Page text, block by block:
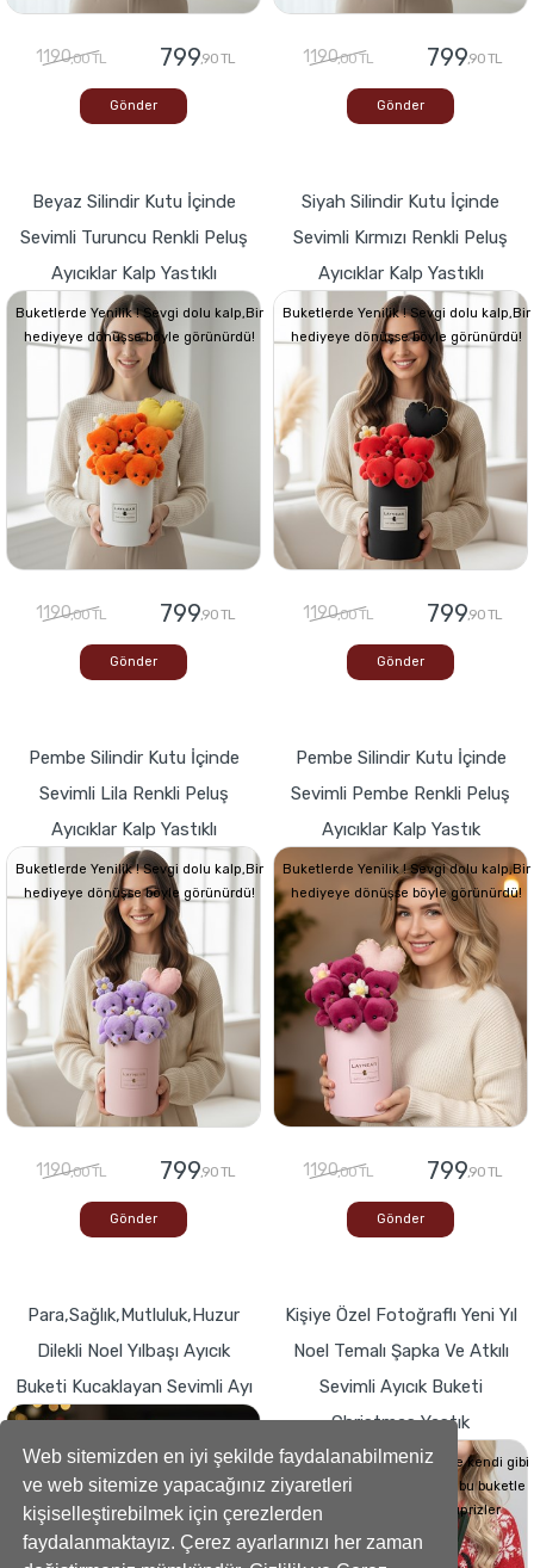
Web sitemizden en iyi şekilde faydalanabilmeniz
ve web sitemize yapacağınız ziyaretleri
kişiselleştirebilmek için çerezlerden
faydalanmaktayız. Çerez ayarlarınızı her zaman
1190,00 TL 799,90 TL
Gönder
1190,00 TL 799,90 TL
Gönder
Beyaz Silindir Kutu İçinde
Sevimli Turuncu Renkli Peluş
Ayıcıklar Kalp Yastıklı
Buketlerde Yenilik ! Sevgi dolu kalp,Bir
hediyeye dönüşse böyle görünürdü!
1190,00 TL 799,90 TL
Gönder
Siyah Silindir Kutu İçinde
Sevimli Kırmızı Renkli Peluş
Ayıcıklar Kalp Yastıklı
Buketlerde Yenilik ! Sevgi dolu kalp,Bir
hediyeye dönüşse böyle görünürdü!
1190,00 TL 799,90 TL
Gönder
Pembe Silindir Kutu İçinde
Sevimli Lila Renkli Peluş
Ayıcıklar Kalp Yastıklı
Buketlerde Yenilik ! Sevgi dolu kalp,Bir
hediyeye dönüşse böyle görünürdü!
1190,00 TL 799,90 TL
Gönder
Pembe Silindir Kutu İçinde
Sevimli Pembe Renkli Peluş
Ayıcıklar Kalp Yastık
Buketlerde Yenilik ! Sevgi dolu kalp,Bir
hediyeye dönüşse böyle görünürdü!
1190,00 TL 799,90 TL
Gönder
Para,Sağlık,Mutluluk,Huzur
Dilekli Noel Yılbaşı Ayıcık
Buketi Kucaklayan Sevimli Ayı
hediyeye dönüşse böyle görünürdü!
Kişiye Özel Fotoğraflı Yeni Yıl
Noel Temalı Şapka Ve Atkılı
Sevimli Ayıcık Buketi
Christmas Yastık
Sevdiklerinizin Kalplerini de kendi gibi
yumuşacık hale getirecek bu buketle
sevdiklerinize küçük süprizler